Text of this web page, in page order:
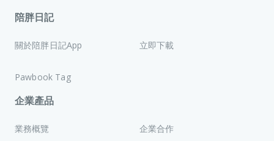
陪胖日記
關於陪胖日記App 立即下載
Pawbook Tag
企業產品
業務概覽 企業合作